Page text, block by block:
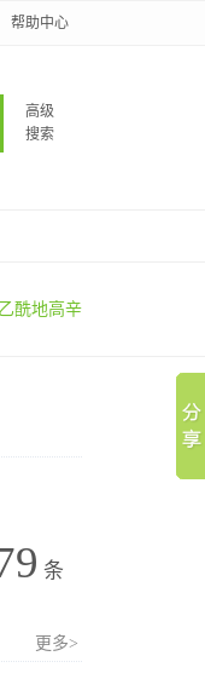
帮助中心
高级
搜索
酰地高辛
条
更多>